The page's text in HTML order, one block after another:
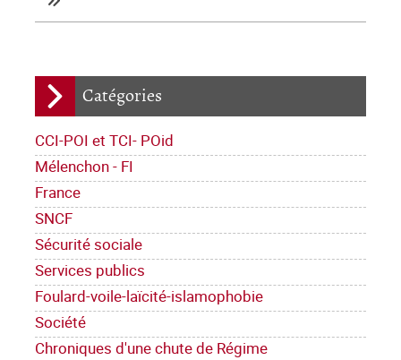
Catégories
CCI-POI et TCI- POid
Mélenchon - FI
France
SNCF
Sécurité sociale
Services publics
Foulard-voile-laïcité-islamophobie
Société
Chroniques d'une chute de Régime